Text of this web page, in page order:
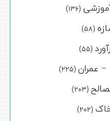
(۱۳۶)
(۵۸)
(۵۵)
عمران (۲۲۵)
(۲۰۳)
(۲۰۲)